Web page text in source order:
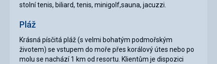
stolní tenis, biliard, tenis, minigolf,sauna, jacuzzi.
Pláž
Krásná písčitá pláž (s velmi bohatým podmořským
životem) se vstupem do moře přes korálový útes nebo po
molu se nachází 1 km od resortu. Klientům je dispozici